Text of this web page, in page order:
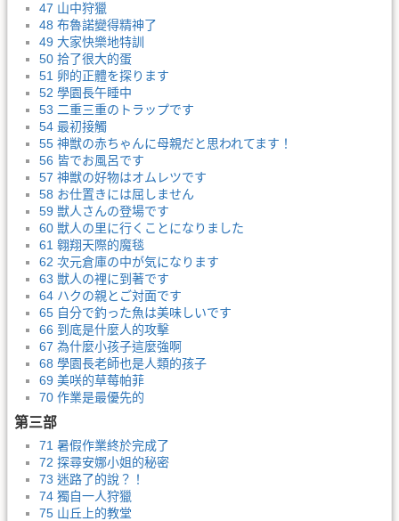
47 山中狩獵
48 布魯諾變得精神了
49 大家快樂地特訓
50 拾了很大的蛋
51 卵的正體を探ります
52 學園長午睡中
53 二重三重のトラップです
54 最初接觸
55 神獣の赤ちゃんに母親だと思われてます！
56 皆でお風呂です
57 神獣の好物はオムレツです
58 お仕置きには屈しません
59 獣人さんの登場です
60 獣人の里に行くことになりました
61 翱翔天際的魔毯
62 次元倉庫の中が気になります
63 獣人の裡に到著です
64 ハクの親とご対面です
65 自分で釣った魚は美味しいです
66 到底是什麼人的攻擊
67 為什麼小孩子這麼強啊
68 學園長老師也是人類的孩子
69 美咲的草莓帕菲
70 作業是最優先的
第三部
71 暑假作業終於完成了
72 探尋安娜小姐的秘密
73 迷路了的說？！
74 獨自一人狩獵
75 山丘上的教堂